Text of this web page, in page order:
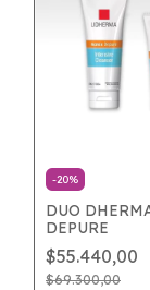
-20%
DUO
DEPURE
$55.440,00
$69.300,00